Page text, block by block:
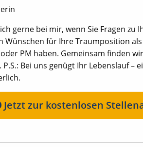
gerne bei mir, wenn Sie Fragen zu
Wünschen für Ihre Traumposition als
oder PM haben. Gemeinsam finden
P.S.: Bei uns genügt Ihr Lebenslauf –
Jetzt zur kostenlosen